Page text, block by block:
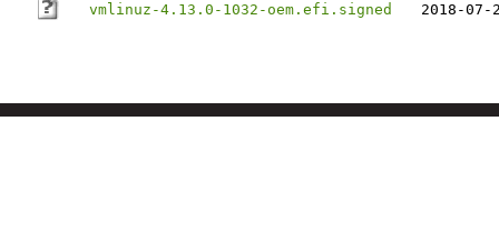
vmlinuz-4.13.0-1032-oem.efi.signed
2018-07-